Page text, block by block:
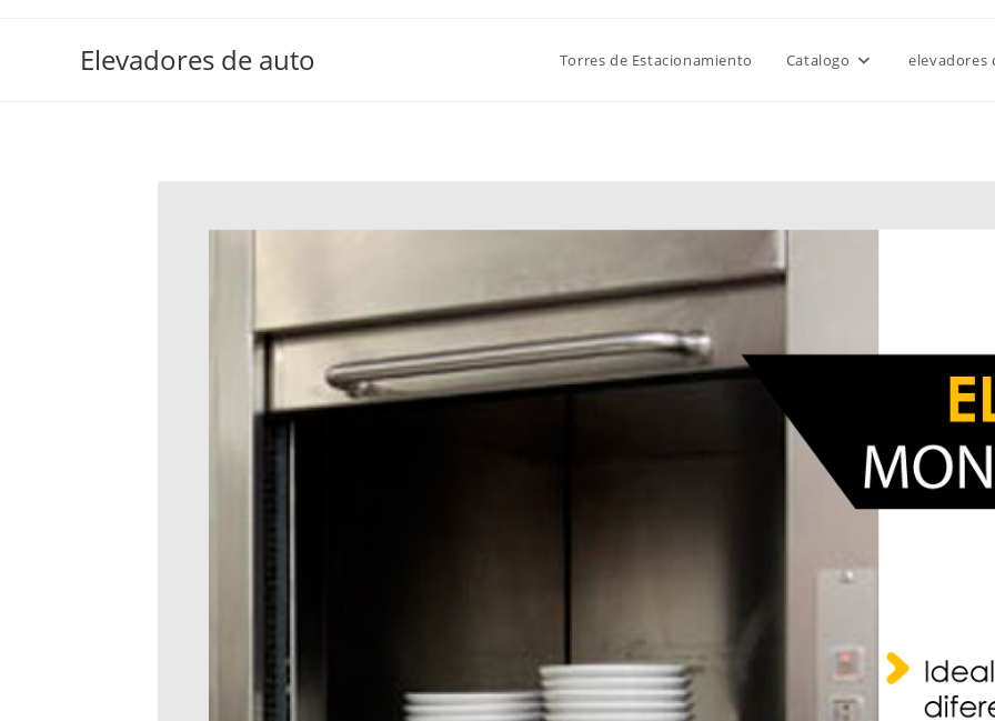
Elevadores de auto Torres de Estacionamiento Catalogo elevadores